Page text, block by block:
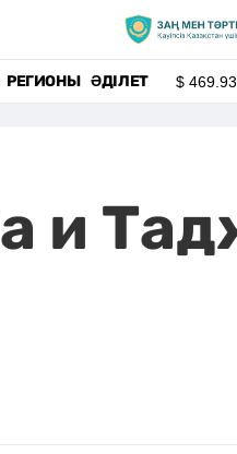
РЕГИОНЫ ӘДІЛЕТ $469.93
и